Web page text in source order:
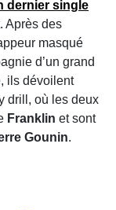
dernier single
Après des
masqué
d’un grand
ils dévoilent
drill, où les deux
Franklin et sont
Gounin.